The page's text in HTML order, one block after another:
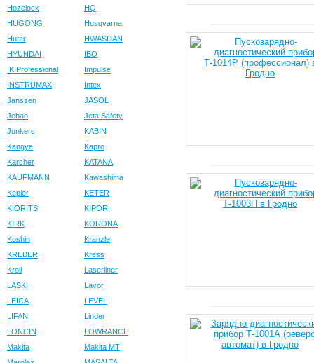
Hozelock
HQ
HUGONG
Husqvarna
Huter
HWASDAN
HYUNDAI
IBO
IK Professional
Impulse
INSTRUMAX
Intex
Janssen
JASOL
Jebao
Jeta Safety
Junkers
KABIN
Kangye
Kapro
Karcher
KATANA
KAUFMANN
Kawashima
Kepler
KETER
KIORITS
KIPOR
KIRK
KORONA
Koshin
Kranzle
KREBER
Kress
Kroll
Laserliner
LASKI
Lavor
LEICA
LEVEL
LIFAN
Linder
LONCIN
LOWRANCE
Makita
Makita MT